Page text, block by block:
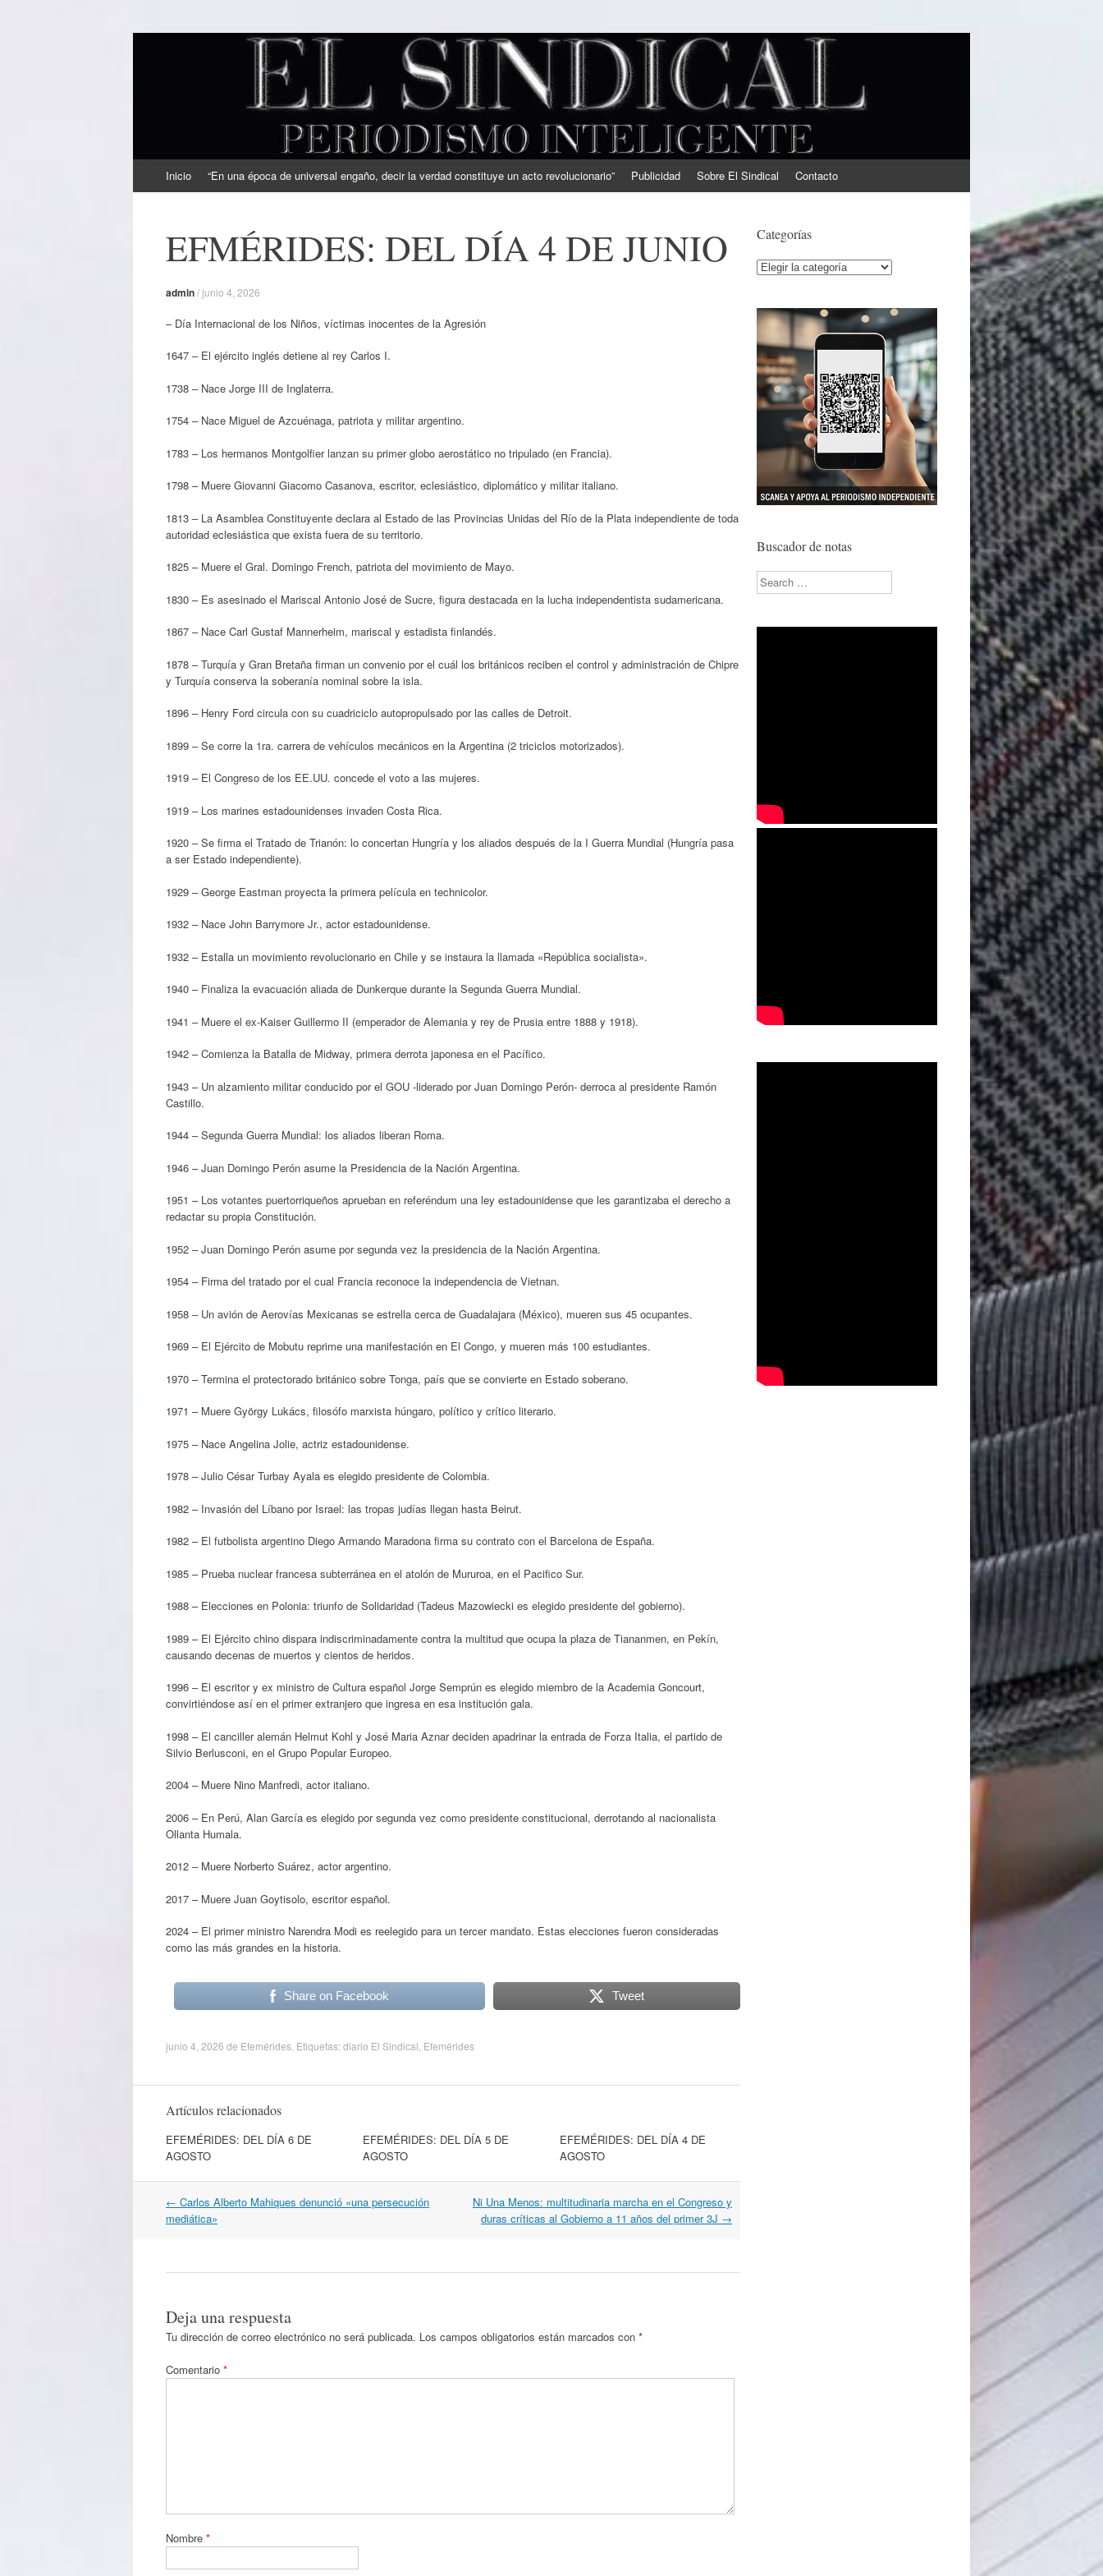
EL SINDICAL
Periodismo Inteligente
al
Inicio “En una época de universal engaño, decir la verdad constituye un acto revolucionario” Publicidad Sobre El Sindical Contacto
EFMÉRIDES: DEL DÍA 4 DE JUNIO
admin/junio 4, 2026
– Día Internacional de los Niños, víctimas inocentes de la Agresión
1647 – El ejército inglés detiene al rey Carlos I.
1738 – Nace Jorge III de Inglaterra.
1754 – Nace Miguel de Azcuénaga, patriota y militar argentino.
1783 – Los hermanos Montgolfier lanzan su primer globo aerostático no tripulado (en Francia).
1798 – Muere Giovanni Giacomo Casanova, escritor, eclesiástico, diplomático y militar italiano.
1813 – La Asamblea Constituyente declara al Estado de las Provincias Unidas del Río de la Plata independiente de toda
autoridad eclesiástica que exista fuera de su territorio.
1825 – Muere el Gral. Domingo French, patriota del movimiento de Mayo.
1830 – Es asesinado el Mariscal Antonio José de Sucre, figura destacada en la lucha independentista sudamericana.
1867 – Nace Carl Gustaf Mannerheim, mariscal y estadista finlandés.
1878 – Turquía y Gran Bretaña firman un convenio por el cuál los británicos reciben el control y administración de Chipre
y Turquía conserva la soberanía nominal sobre la isla.
1896 – Henry Ford circula con su cuadriciclo autopropulsado por las calles de Detroit.
1899 – Se corre la 1ra. carrera de vehículos mecánicos en la Argentina (2 triciclos motorizados).
1919 – El Congreso de los EE.UU. concede el voto a las mujeres.
1919 – Los marines estadounidenses invaden Costa Rica.
1920 – Se firma el Tratado de Trianón: lo concertan Hungría y los aliados después de la I Guerra Mundial (Hungría pasa
a ser Estado independiente).
1929 – George Eastman proyecta la primera película en technicolor.
1932 – Nace John Barrymore Jr., actor estadounidense.
1932 – Estalla un movimiento revolucionario en Chile y se instaura la llamada «República socialista».
1940 – Finaliza la evacuación aliada de Dunkerque durante la Segunda Guerra Mundial.
1941 – Muere el ex-Kaiser Guillermo II (emperador de Alemania y rey de Prusia entre 1888 y 1918).
1942 – Comienza la Batalla de Midway, primera derrota japonesa en el Pacífico.
1943 – Un alzamiento militar conducido por el GOU -liderado por Juan Domingo Perón- derroca al presidente Ramón
Castillo.
1944 – Segunda Guerra Mundial: los aliados liberan Roma.
1946 – Juan Domingo Perón asume la Presidencia de la Nación Argentina.
1951 – Los votantes puertorriqueños aprueban en referéndum una ley estadounidense que les garantizaba el derecho a
redactar su propia Constitución.
1952 – Juan Domingo Perón asume por segunda vez la presidencia de la Nación Argentina.
1954 – Firma del tratado por el cual Francia reconoce la independencia de Vietnan.
1958 – Un avión de Aerovías Mexicanas se estrella cerca de Guadalajara (México), mueren sus 45 ocupantes.
1969 – El Ejército de Mobutu reprime una manifestación en El Congo, y mueren más 100 estudiantes.
1970 – Termina el protectorado británico sobre Tonga, país que se convierte en Estado soberano.
1971 – Muere György Lukács, filosófo marxista húngaro, político y crítico literario.
1975 – Nace Angelina Jolie, actriz estadounidense.
1978 – Julio César Turbay Ayala es elegido presidente de Colombia.
1982 – Invasión del Líbano por Israel: las tropas judías llegan hasta Beirut.
1982 – El futbolista argentino Diego Armando Maradona firma su contrato con el Barcelona de España.
1985 – Prueba nuclear francesa subterránea en el atolón de Mururoa, en el Pacifico Sur.
1988 – Elecciones en Polonia: triunfo de Solidaridad (Tadeus Mazowiecki es elegido presidente del gobierno).
1989 – El Ejército chino dispara indiscriminadamente contra la multitud que ocupa la plaza de Tiananmen, en Pekín,
causando decenas de muertos y cientos de heridos.
1996 – El escritor y ex ministro de Cultura español Jorge Semprún es elegido miembro de la Academia Goncourt,
convirtiéndose así en el primer extranjero que ingresa en esa institución gala.
1998 – El canciller alemán Helmut Kohl y José Maria Aznar deciden apadrinar la entrada de Forza Italia, el partido de
Silvio Berlusconi, en el Grupo Popular Europeo.
2004 – Muere Nino Manfredi, actor italiano.
2006 – En Perú, Alan García es elegido por segunda vez como presidente constitucional, derrotando al nacionalista
Ollanta Humala.
2012 – Muere Norberto Suárez, actor argentino.
2017 – Muere Juan Goytisolo, escritor español.
2024 – El primer ministro Narendra Modi es reelegido para un tercer mandato. Estas elecciones fueron consideradas
como las más grandes en la historia.
Share on Facebook Tweet
junio 4, 2026 de Efemérides . Etiquetas:diario El Sindical Efemérides
Artículos relacionados
EFEMÉRIDES: DEL DÍA 6 DE
AGOSTO
EFEMÉRIDES: DEL DÍA 5 DE
AGOSTO
EFEMÉRIDES: DEL DÍA 4 DE
AGOSTO
Navegación
por
← Carlos Alberto Mahiques denunció «una persecución
mediática»
Ni Una Menos: multitudinaria marcha en el Congreso y
duras críticas al Gobierno a 11 años del primer 3J →
Deja una respuesta
Tu dirección de correo electrónico no será publicada. Los campos obligatorios están marcados con *
Comentario *
Nombre *
Categorías
Categorías
Buscador de notas
Search